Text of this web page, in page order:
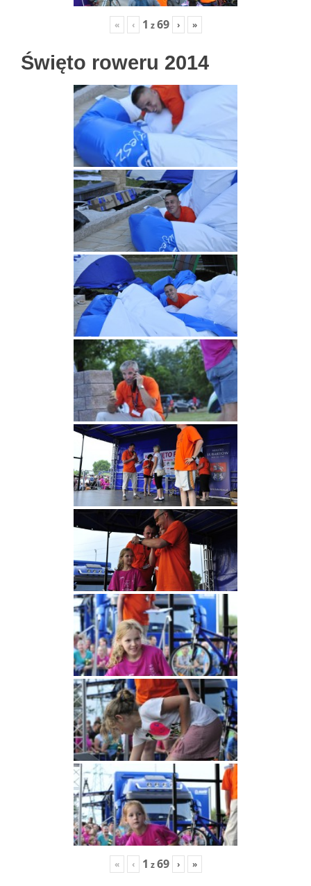
« ‹ 1 z69 › »
Święto roweru 2014
« ‹ 1 z69 › »